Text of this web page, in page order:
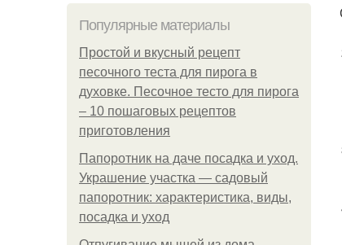
Популярные материалы
Простой и вкусный рецепт
песочного теста для пирога в
духовке. Песочное тесто для пирога
– 10 пошаговых рецептов
приготовления
Папоротник на даче посадка и уход.
Украшение участка — садовый
папоротник: характеристика, виды,
посадка и уход